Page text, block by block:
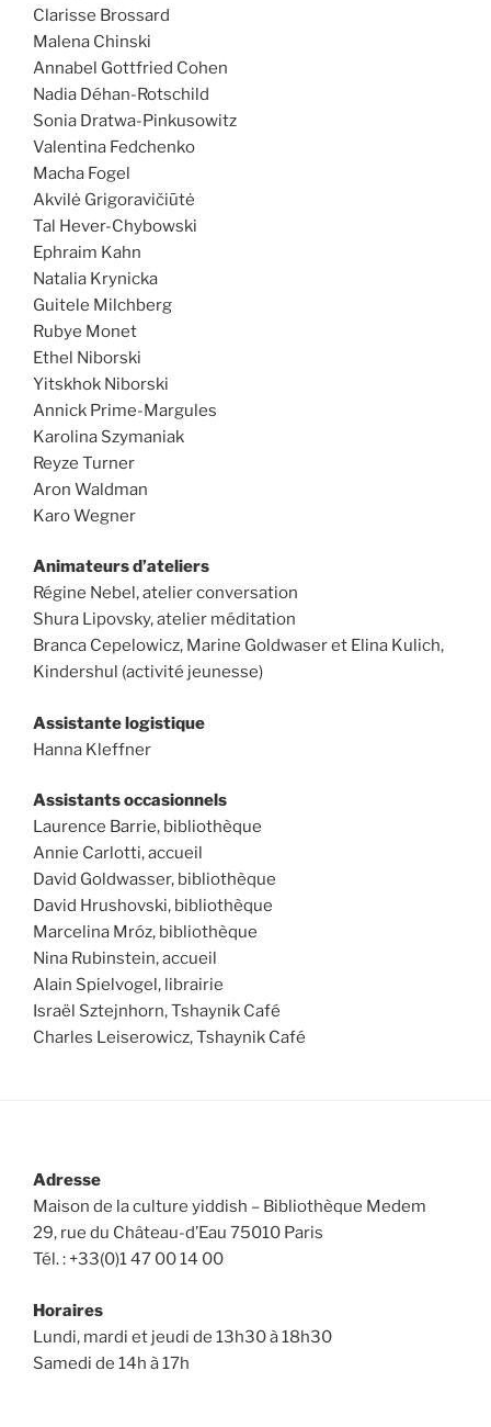
Clarisse Brossard
Malena Chinski
Annabel Gottfried Cohen
Nadia Déhan-Rotschild
Sonia Dratwa-Pinkusowitz
Valentina Fedchenko
Macha Fogel
Akvilė Grigoravičiūtė
Tal Hever-Chybowski
Ephraim Kahn
Natalia Krynicka
Guitele Milchberg
Rubye Monet
Ethel Niborski
Yitskhok Niborski
Annick Prime-Margules
Karolina Szymaniak
Reyze Turner
Aron Waldman
Karo Wegner
Animateurs d’ateliers
Régine Nebel, atelier conversation
Shura Lipovsky, atelier méditation
Branca Cepelowicz, Marine Goldwaser et Elina Kulich,
Kindershul (activité jeunesse)
Assistante logistique
Hanna Kleffner
Assistants occasionnels
Laurence Barrie, bibliothèque
Annie Carlotti, accueil
David Goldwasser, bibliothèque
David Hrushovski, bibliothèque
Marcelina Mróz, bibliothèque
Nina Rubinstein, accueil
Alain Spielvogel, librairie
Israël Sztejnhorn, Tshaynik Café
Charles Leiserowicz, Tshaynik Café
Adresse
Maison de la culture yiddish – Bibliothèque Medem
29, rue du Château-d’Eau 75010 Paris
Tél. : +33(0)1 47 00 14 00
Horaires
Lundi, mardi et jeudi de 13h30 à 18h30
Samedi de 14h à 17h